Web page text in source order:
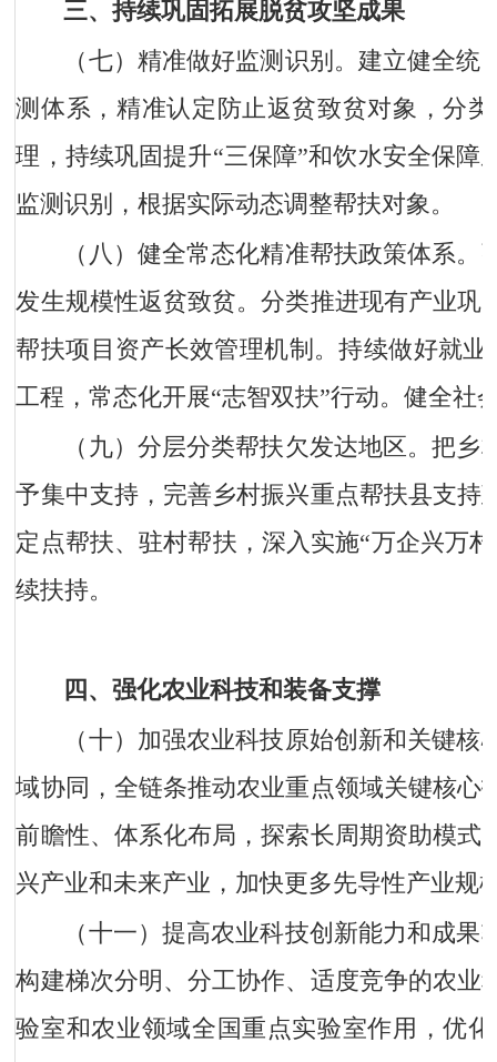
三、持续巩固拓展脱贫攻坚成果
（七）精准做好监测识别。 建立健全统
测体系，精准认定防止返贫致贫对象，分
理，持续巩固提升“三保障”和饮水安全保
监测识别，根据实际动态调整帮扶对象。
（八）健全常态化精准帮扶政策体系。
发生规模性返贫致贫。分类推进现有产业
帮扶项目资产长效管理机制。持续做好就
工程，常态化开展“志智双扶”行动。健全社
（九）分层分类帮扶欠发达地区。把乡
予集中支持，完善乡村振兴重点帮扶县支
定点帮扶、驻村帮扶，深入实施“万企兴万
续扶持。
四、强化农业科技和装备支撑
（十）加强农业科技原始创新和关键核
域协同，全链条推动农业重点领域关键核
前瞻性、体系化布局，探索长周期资助模
兴产业和未来产业，加快更多先导性产业规
（十一）提高农业科技创新能力和成果
构建梯次分明、分工协作、适度竞争的农
验室和农业领域全国重点实验室作用，优